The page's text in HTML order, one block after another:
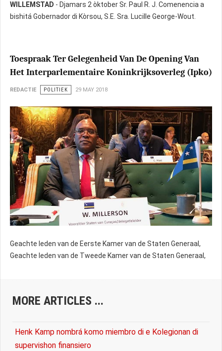
WILLEMSTAD - Djamars 2 òktober Sr. Paul R. J. Comenencia a
bishitá Gobernador di Kòrsou, S.E. Sra. Lucille George-Wout.
Toespraak Ter Gelegenheid Van De Opening Van
Het Interparlementaire Koninkrijksoverleg (Ipko)
REDACTIE POLITIEK 29 MAY 2018
Geachte leden van de Eerste Kamer van de Staten Generaal,
Geachte leden van de Tweede Kamer van de Staten Generaal,
MORE ARTICLES ...
Henk Kamp nombrá komo miembro di e Kolegionan di
supervishon finansiero